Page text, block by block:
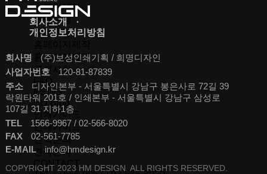
스프링제본
촬영대행
촬영대행
홈페이지제작
공지사항
FAQ
NEWS
HD Blog
인쇄가이드
인쇄가이드
견적문의
견적문의
CONTACT.
회사소개
개인정보처리방침
회사명
(주)보성인쇄기획 / 희명디자인
사업자번호
120-81-87839
주소
디자인본부 - 서울특별시 강남구 봉은사로 72길 39
락원타워 201호 / 인쇄본부 - 서울특별시 강남구 삼성로
107길 31 지하1층
TEL
1566-9967 / 02-566-8020
FAX
02-561-7785
E-MAIL
info@hmdesign.kr
COPYRIGHT 2023 HM DESIGN. ALL RIGHTS RESERVED.